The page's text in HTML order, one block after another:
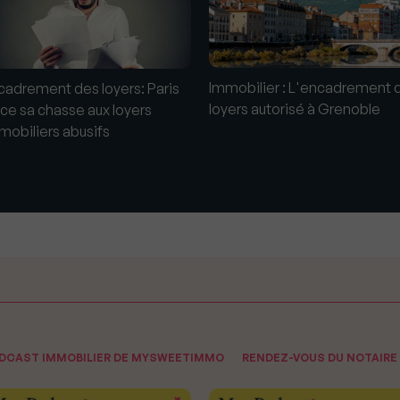
des loyers: Paris
sa chasse aux loyers
abusifs
Immobilier : L'encadrement
loyers autorisé à Grenoble
IMMOBILIER DE MYSWEETIMMO RENDEZ-VOUS DU NOTAIRE